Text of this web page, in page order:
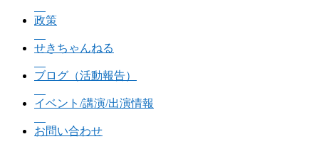
政策
せきちゃんねる
ブログ（活動報告）
イベント/講演/出演情報
お問い合わせ